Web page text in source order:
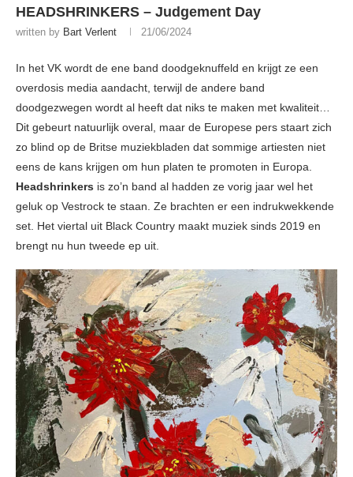
HEADSHRINKERS – Judgement Day
written by Bart Verlent 21/06/2024
In het VK wordt de ene band doodgeknuffeld en krijgt ze een
overdosis media aandacht, terwijl de andere band
doodgezwegen wordt al heeft dat niks te maken met kwaliteit…
Dit gebeurt natuurlijk overal, maar de Europese pers staart zich
zo blind op de Britse muziekbladen dat sommige artiesten niet
eens de kans krijgen om hun platen te promoten in Europa.
Headshrinkers is zo’n band al hadden ze vorig jaar wel het
geluk op Vestrock te staan. Ze brachten er een indrukwekkende
set. Het viertal uit Black Country maakt muziek sinds 2019 en
brengt nu hun tweede ep uit.